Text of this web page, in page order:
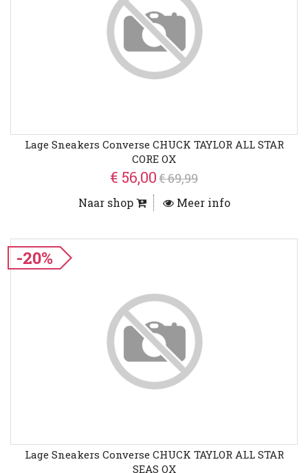
Lage Sneakers Converse CHUCK TAYLOR ALL STAR
CORE OX
€ 56,00€ 69,99
Naar shop Meer info
-20%
Lage Sneakers Converse CHUCK TAYLOR ALL STAR
SEAS OX